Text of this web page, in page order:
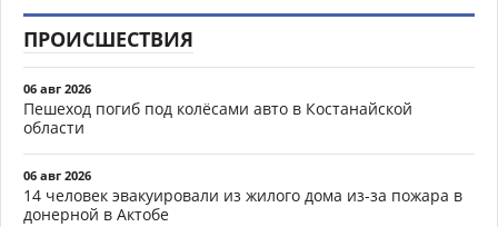
ПРОИСШЕСТВИЯ
06 авг 2026
Пешеход погиб под колёсами авто в Костанайской
области
06 авг 2026
14 человек эвакуировали из жилого дома из-за пожара в
донерной в Актобе